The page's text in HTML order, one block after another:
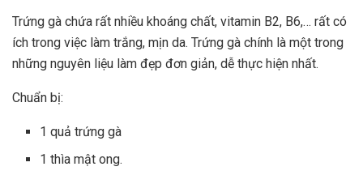
Trứng gà chứa rất nhiều khoáng chất, vitamin B2, B6,… rất có
ích trong việc làm trắng, mịn da. Trứng gà chính là một trong
những nguyên liệu làm đẹp đơn giản, dễ thực hiện nhất.
Chuẩn bị:
1 quả trứng gà
1 thìa mật ong.